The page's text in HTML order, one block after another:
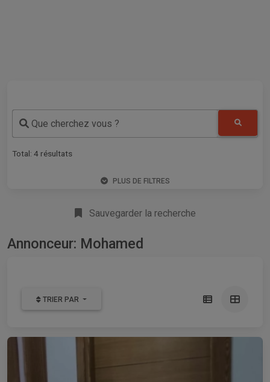
Que cherchez vous ?
Total: 4 résultats
PLUS DE FILTRES
Sauvegarder la recherche
Annonceur: Mohamed
TRIER PAR